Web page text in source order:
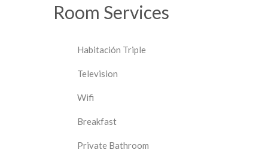
Room Services
Habitación Triple
Television
Wifi
Breakfast
Private Bathroom